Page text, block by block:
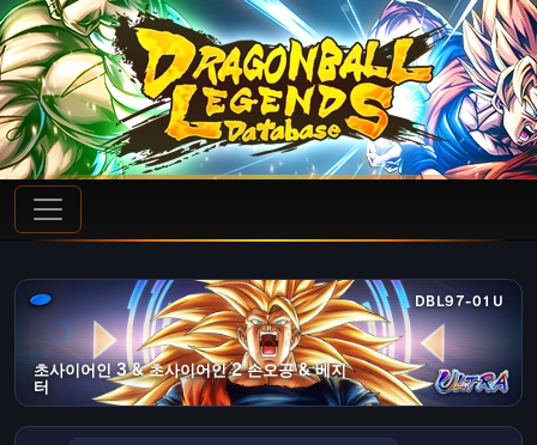
DBL97-01U
초사이어인 3 & 초사이어인 2 손오공 & 베지
터